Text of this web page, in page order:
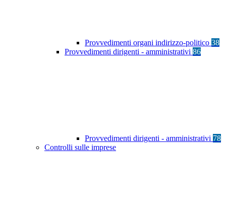
Provvedimenti organi indirizzo-politico 38
Provvedimenti dirigenti - amministrativi 86
Provvedimenti dirigenti - amministrativi 78
Controlli sulle imprese